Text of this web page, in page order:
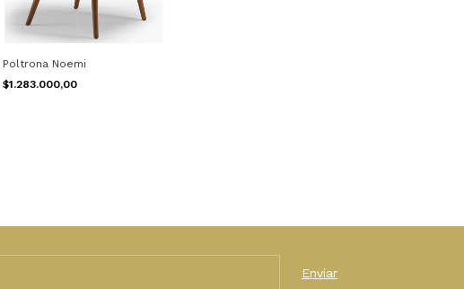
Poltrona Noemi
$1.283.000,00